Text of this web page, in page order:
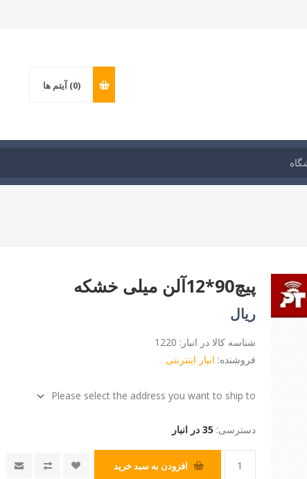
(0) آیتم ها
پیچ90*12آلن میلی خشکه
ریال
شناسه کالا در انبار: 1220
فروشنده: انبار اینترنتی
Please select the address you want to ship to
دسترسی: 35 در انبار
افزودن به سبد خرید